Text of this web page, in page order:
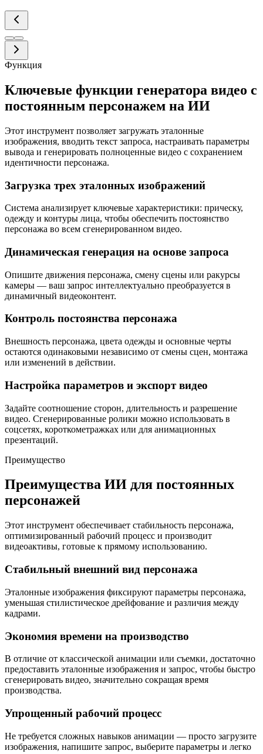
Функция
Ключевые функции генератора видео с
постоянным персонажем на ИИ
Этот инструмент позволяет загружать эталонные
изображения, вводить текст запроса, настраивать параметры
вывода и генерировать полноценные видео с сохранением
идентичности персонажа.
Загрузка трех эталонных изображений
Система анализирует ключевые характеристики: прическу,
одежду и контуры лица, чтобы обеспечить постоянство
персонажа во всем сгенерированном видео.
Динамическая генерация на основе запроса
Опишите движения персонажа, смену сцены или ракурсы
камеры — ваш запрос интеллектуально преобразуется в
динамичный видеоконтент.
Контроль постоянства персонажа
Внешность персонажа, цвета одежды и основные черты
остаются одинаковыми независимо от смены сцен, монтажа
или изменений в действии.
Настройка параметров и экспорт видео
Задайте соотношение сторон, длительность и разрешение
видео. Сгенерированные ролики можно использовать в
соцсетях, короткометражках или для анимационных
презентаций.
Преимущество
Преимущества ИИ для постоянных
персонажей
Этот инструмент обеспечивает стабильность персонажа,
оптимизированный рабочий процесс и производит
видеоактивы, готовые к прямому использованию.
Стабильный внешний вид персонажа
Эталонные изображения фиксируют параметры персонажа,
уменьшая стилистическое дрейфование и различия между
кадрами.
Экономия времени на производство
В отличие от классической анимации или съемки, достаточно
предоставить эталонные изображения и запрос, чтобы быстро
сгенерировать видео, значительно сокращая время
производства.
Упрощенный рабочий процесс
Не требуется сложных навыков анимации — просто загрузите
изображения, напишите запрос, выберите параметры и легко